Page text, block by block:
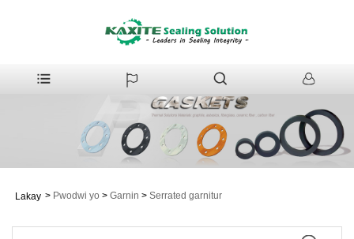
Lakay > Pwodwi yo > Garnin > Serrated garnitur